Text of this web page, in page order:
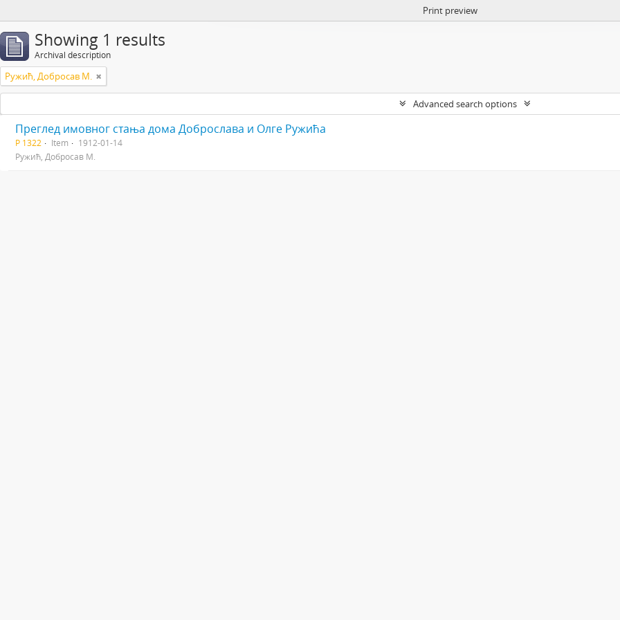
Print preview
Showing 1 results
Archival description
Ружић, Добросав М.
Advanced search options
Преглед имовног стања дома Доброслава и Олге Ружића
Р 1322 Item
1912-01-14
Ружић, Добросав М.